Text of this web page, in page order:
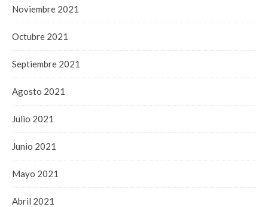
Noviembre 2021
Octubre 2021
Septiembre 2021
Agosto 2021
Julio 2021
Junio 2021
Mayo 2021
Abril 2021